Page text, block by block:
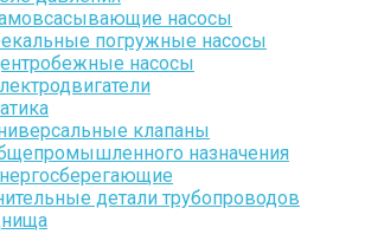
насосы
погружные насосы
насосы
клапаны
назначения
детали трубопроводов